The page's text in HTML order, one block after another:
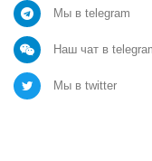
Мы в telegram
Наш чат в
Мы в twitter